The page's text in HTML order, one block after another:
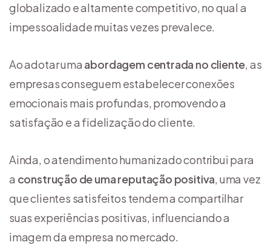
globalizado e altamente competitivo, no qual a
impessoalidade muitas vezes prevalece.
Ao adotar uma abordagem centrada no cliente, as
empresas conseguem estabelecer conexões
emocionais mais profundas, promovendo a
satisfação e a fidelização do cliente.
Ainda, o atendimento humanizado contribui para
a construção de uma reputação positiva, uma vez
que clientes satisfeitos tendem a compartilhar
suas experiências positivas, influenciando a
imagem da empresa no mercado.